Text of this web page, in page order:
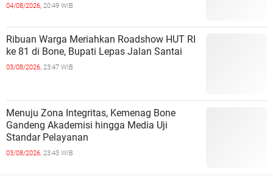
04/08/2026, 20:49 WIB
Ribuan Warga Meriahkan Roadshow HUT RI
ke 81 di Bone, Bupati Lepas Jalan Santai
03/08/2026, 23:47 WIB
Menuju Zona Integritas, Kemenag Bone
Gandeng Akademisi hingga Media Uji
Standar Pelayanan
03/08/2026, 23:43 WIB